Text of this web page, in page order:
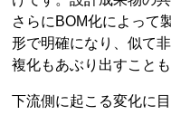
さらにBOM化によって
形で明確になり、似て
複化もあぶり出すことも
下流側に起こる変化に